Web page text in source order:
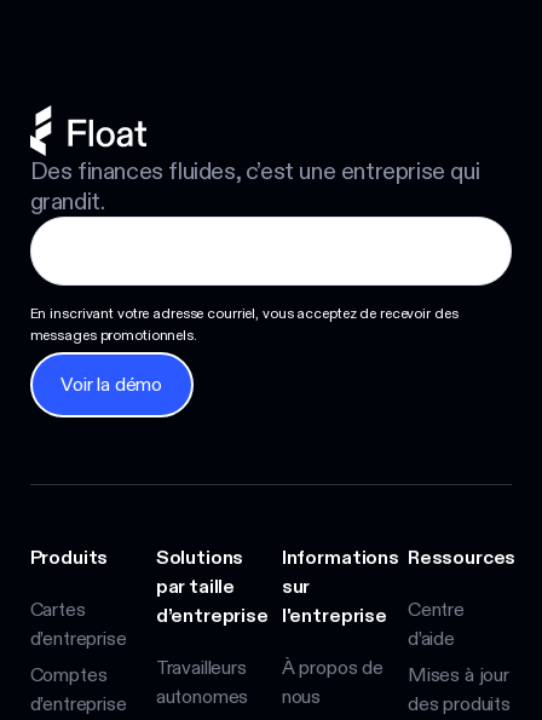
Des finances fluides, c’est une entreprise qui
grandit.
En inscrivant votre adresse courriel, vous acceptez de recevoir des
messages promotionnels.
Voir la démo
Voir la démo
Produits
Cartes
d’entreprise
Comptes
d’entreprise
Solutions
par taille
d’entreprise
Travailleurs
autonomes
Informations
sur
l'entreprise
À propos de
nous
Ressources
Centre
d’aide
Mises à jour
des produits